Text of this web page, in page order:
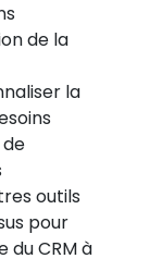
de la
la
outils
pour
CRM à